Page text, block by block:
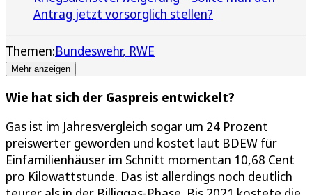
Antrag jetzt vorsorglich stellen?
Themen:Bundeswehr RWE
Mehr anzeigen
Wie hat sich der Gaspreis entwickelt?
Gas ist im Jahresvergleich sogar um 24 Prozent
preiswerter geworden und kostet laut BDEW für
Einfamilienhäuser im Schnitt momentan 10,68 Cent
pro Kilowattstunde. Das ist allerdings noch deutlich